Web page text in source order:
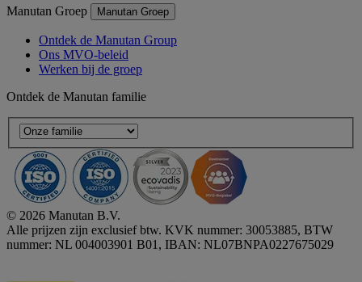
Manutan Groep Manutan Groep
Ontdek de Manutan Group
Ons MVO-beleid
Werken bij de groep
Ontdek de Manutan familie
© 2026 Manutan B.V.
Alle prijzen zijn exclusief btw. KVK nummer: 30053885, BTW
nummer: NL 004003901 B01, IBAN: NL07BNPA0227675029